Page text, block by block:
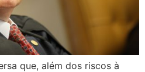
que, além dos riscos à